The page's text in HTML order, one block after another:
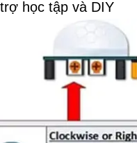
học tập và DIY